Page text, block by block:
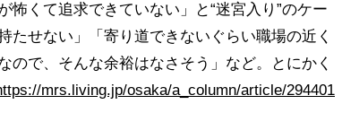
くて追求できていない」と“迷宮入り”のケー
せない」「寄り道できないぐらい職場の近く
で、そんな余裕はなさそう」など。とにかく
mrs.living.jp/osaka/a_column/article/294401